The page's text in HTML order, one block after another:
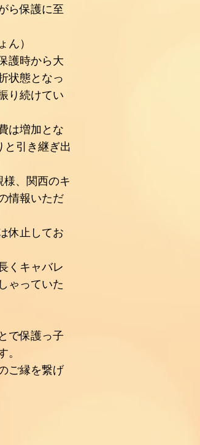
ら保護に至
）
護時から大
状態となっ
り続けてい
は増加とな
と引き継ぎ出
、関西のキ
情報いただ
休止してお
くキャバレ
ゃっていた
で保護っ子
ご縁を繋げ